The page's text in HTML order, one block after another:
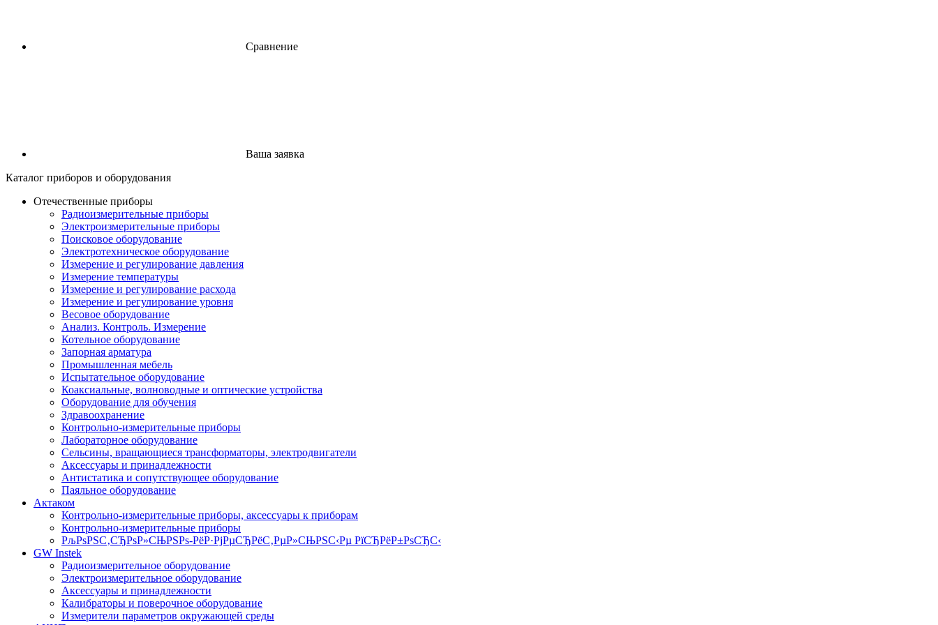
Сравнение
Ваша заявка
Каталог приборов и оборудования
Отечественные приборы
Радиоизмерительные приборы
Электроизмерительные приборы
Поисковое оборудование
Электротехническое оборудование
Измерение и регулирование давления
Измерение температуры
Измерение и регулирование расхода
Измерение и регулирование уровня
Весовое оборудование
Анализ. Контроль. Измерение
Котельное оборудование
Запорная арматура
Промышленная мебель
Испытательное оборудование
Коаксиальные, волноводные и оптические устройства
Оборудование для обучения
Здравоохранение
Контрольно-измерительные приборы
Лабораторное оборудование
Сельсины, вращающиеся трансформаторы, электродвигатели
Аксессуары и принадлежности
Антистатика и сопутствующее оборудование
Паяльное оборудование
Актаком
Контрольно-измерительные приборы, аксессуары к приборам
Контрольно-измерительные приборы
РљРѕРЅС‚СЂРѕР»СЊРЅРѕ-РёР·РјРµСЂРёС‚РµР»СЊРЅС‹Рµ РїСЂРёР±РѕСЂС‹
GW Instek
Радиоизмерительное оборудование
Электроизмерительное оборудование
Аксессуары и принадлежности
Калибраторы и поверочное оборудование
Измерители параметров окружающей среды